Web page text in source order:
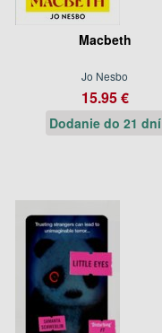
Macbeth
Jo Nesbo
15.95 €
Dodanie do 21 dní